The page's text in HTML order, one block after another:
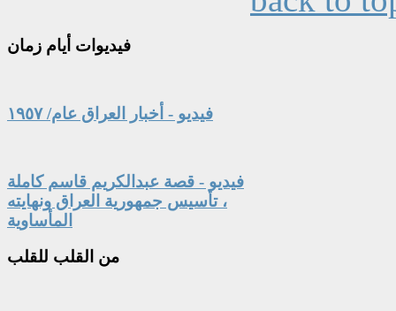
فيديوات أيام زمان
فيديو - أخبار العراق عام/ ١٩٥٧
فيديو - قصة عبدالكريم قاسم كاملة
، تأسيس جمهورية العراق ونهايته
المأساوية
من القلب للقلب